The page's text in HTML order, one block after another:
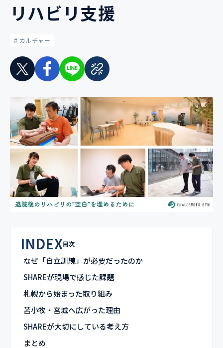
リハビリ支援
# カルチャー
INDEX目次
なぜ「自立訓練」が必要だったのか
SHAREが現場で感じた課題
札幌から始まった取り組み
苫小牧・宮城へ広がった理由
SHAREが大切にしている考え方
まとめ